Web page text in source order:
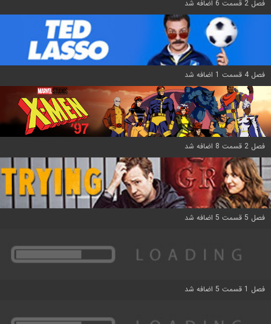
فصل 2 قسمت 6 اضافه شد
فصل 4 قسمت 1 اضافه شد
فصل 2 قسمت 8 اضافه شد
فصل 5 قسمت 5 اضافه شد
فصل 1 قسمت 5 اضافه شد